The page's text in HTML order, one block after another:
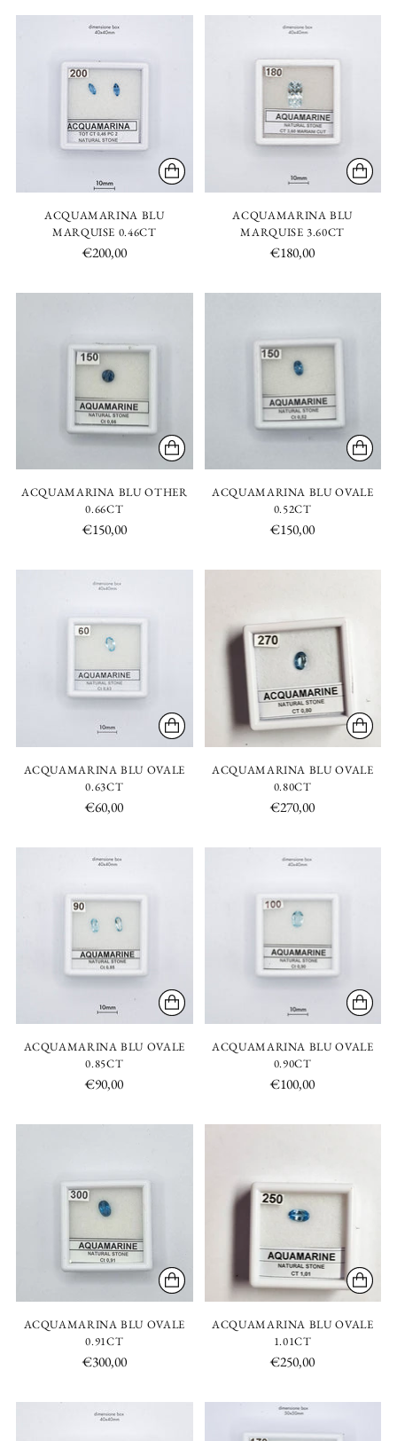
ACQUAMARINA BLU
MARQUISE 0.46CT
€200,00
ACQUAMARINA BLU
MARQUISE 3.60CT
€180,00
ACQUAMARINA BLU OTHER
0.66CT
€150,00
ACQUAMARINA BLU OVALE
0.52CT
€150,00
ACQUAMARINA BLU OVALE
0.63CT
€60,00
ACQUAMARINA BLU OVALE
0.80CT
€270,00
ACQUAMARINA BLU OVALE
0.85CT
€90,00
ACQUAMARINA BLU OVALE
0.90CT
€100,00
ACQUAMARINA BLU OVALE
0.91CT
€300,00
ACQUAMARINA BLU OVALE
1.01CT
€250,00